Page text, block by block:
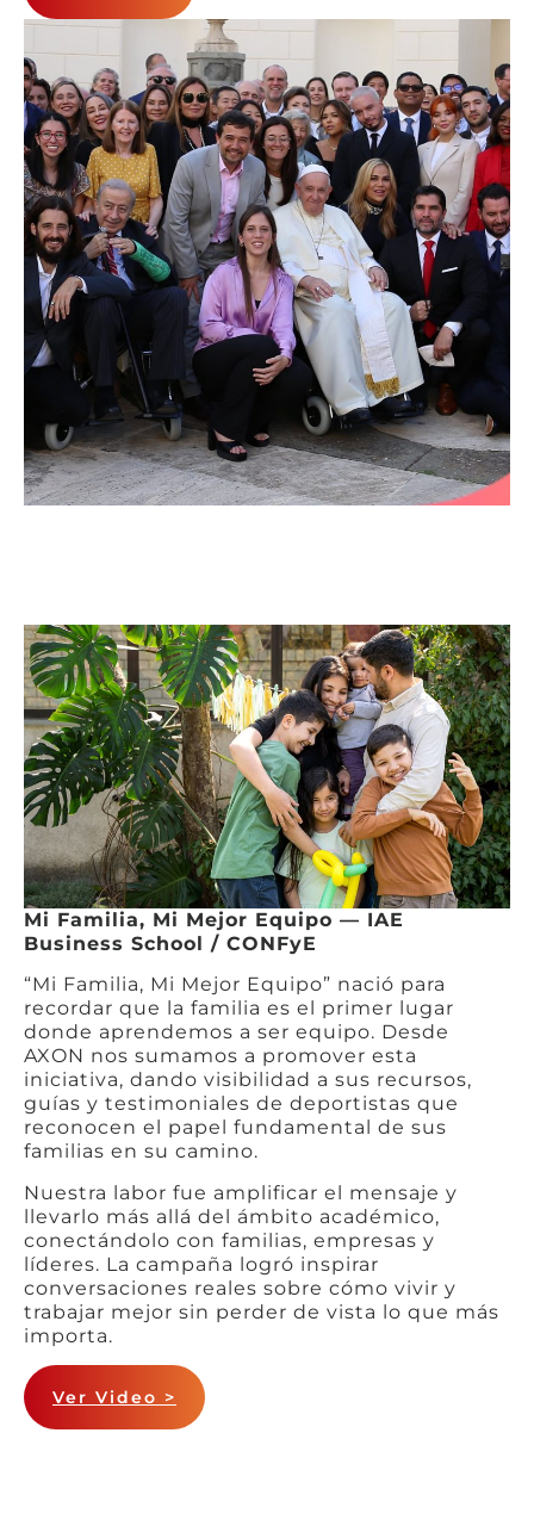
Mi Familia, Mi Mejor Equipo — IAE
Business School / CONFyE
“Mi Familia, Mi Mejor Equipo” nació para
recordar que la familia es el primer lugar
donde aprendemos a ser equipo. Desde
AXON nos sumamos a promover esta
iniciativa, dando visibilidad a sus recursos,
guías y testimoniales de deportistas que
reconocen el papel fundamental de sus
familias en su camino.
Nuestra labor fue amplificar el mensaje y
llevarlo más allá del ámbito académico,
conectándolo con familias, empresas y
líderes. La campaña logró inspirar
conversaciones reales sobre cómo vivir y
trabajar mejor sin perder de vista lo que más
importa.
Ver Video >